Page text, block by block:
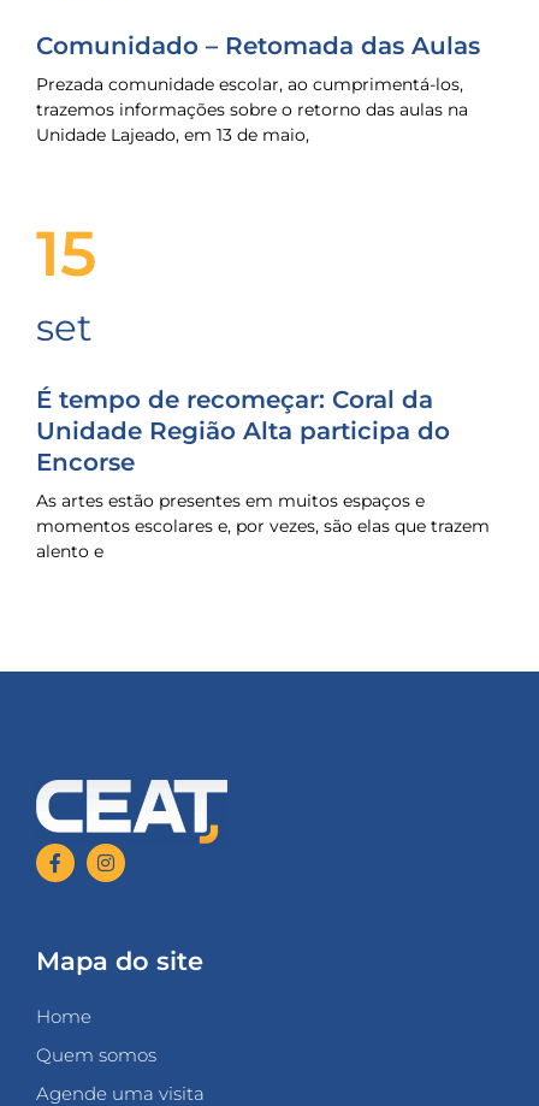
Comunidado – Retomada das Aulas
Prezada comunidade escolar, ao cumprimentá-los,
trazemos informações sobre o retorno das aulas na
Unidade Lajeado, em 13 de maio,
15
set
É tempo de recomeçar: Coral da
Unidade Região Alta participa do
Encorse
As artes estão presentes em muitos espaços e
momentos escolares e, por vezes, são elas que trazem
alento e
Mapa do site
Home
Quem somos
Agende uma visita